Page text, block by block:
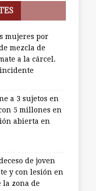
mujeres por
mezcla de
a la cárcel.
a 3 sujetos en
5 millones en
abierta en
de joven
y con lesión en
zona de